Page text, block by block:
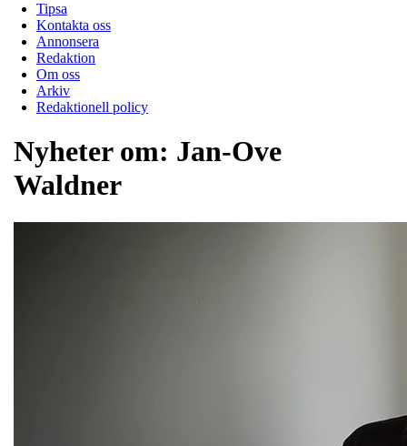
Tipsa
Kontakta oss
Annonsera
Redaktion
Om oss
Arkiv
Redaktionell policy
Nyheter om: Jan-Ove
Waldner